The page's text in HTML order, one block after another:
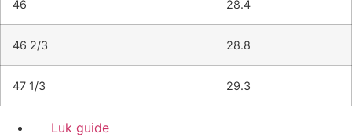
46 28.4
46 2/3 28.8
47 1/3 29.3
Luk guide